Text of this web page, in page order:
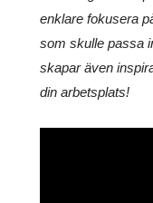
enklare fokusera
som skulle passa
skapar även
din arbetsplats!